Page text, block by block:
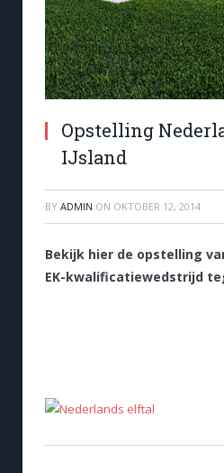
Opstelling
IJsland
BY ADMIN ON OKTOBER 12, 2014
Bekijk hier de opstelling
EK-kwalificatiewedstrijd